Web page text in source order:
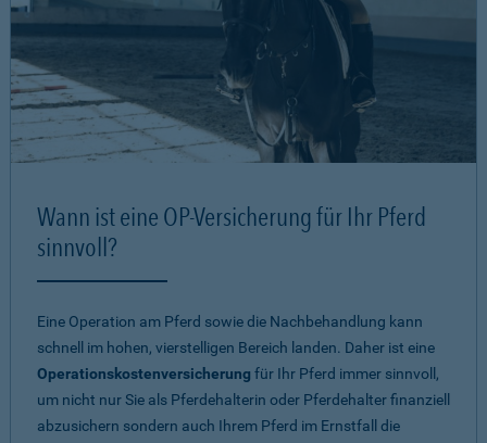
Wann ist eine OP-Versicherung für Ihr Pferd
sinnvoll?
Eine Operation am Pferd sowie die Nachbehandlung kann
schnell im hohen, vierstelligen Bereich landen. Daher ist eine
Operationskostenversicherung für Ihr Pferd immer sinnvoll,
um nicht nur Sie als Pferdehalterin oder Pferdehalter finanziell
abzusichern sondern auch Ihrem Pferd im Ernstfall die